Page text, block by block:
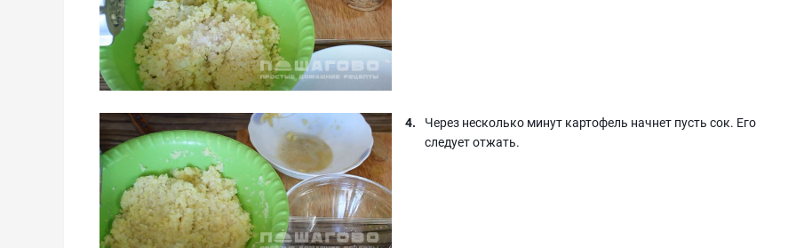
Через несколько минут картофель начнет пусть сок. Его
следует отжать.